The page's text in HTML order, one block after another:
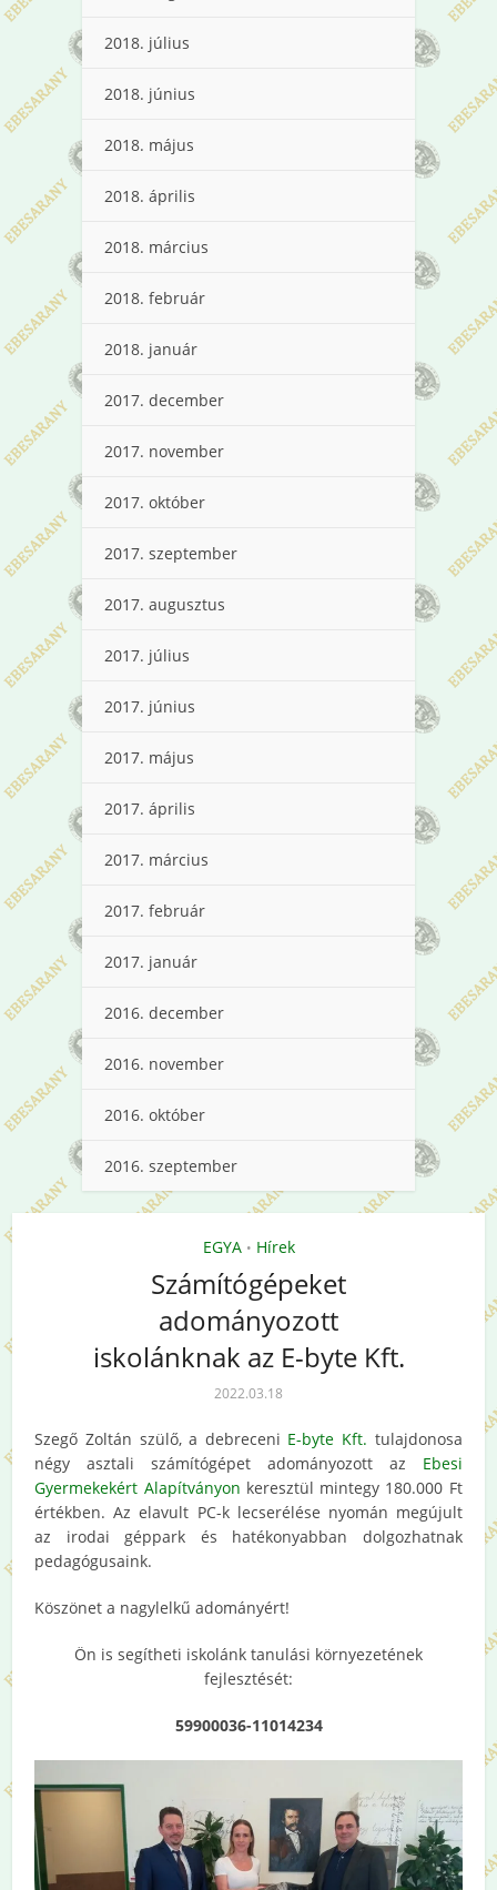
2018. július
2018. június
2018. május
2018. április
2018. március
2018. február
2018. január
2017. december
2017. november
2017. október
2017. szeptember
2017. augusztus
2017. július
2017. június
2017. május
2017. április
2017. március
2017. február
2017. január
2016. december
2016. november
2016. október
2016. szeptember
EGYA • Hírek
Számítógépeket
adományozott
iskolánknak az E-byte Kft.
2022.03.18
Szegő Zoltán szülő, a debreceni E-byte Kft. tulajdonosa
négy asztali számítógépet adományozott az Ebesi
Gyermekekért Alapítványon keresztül mintegy 180.000 Ft
értékben. Az elavult PC-k lecserélése nyomán megújult
az irodai géppark és hatékonyabban dolgozhatnak
pedagógusaink.
Köszönet a nagylelkű adományért!
Ön is segítheti iskolánk tanulási környezetének
fejlesztését:
59900036-11014234